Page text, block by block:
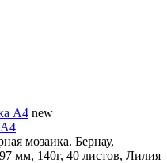
new
А4
мозаика. Бернау,
мм, 140г, 40 листов, Лилия